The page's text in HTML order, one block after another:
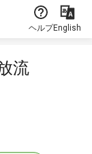
ヘルプEnglish
流